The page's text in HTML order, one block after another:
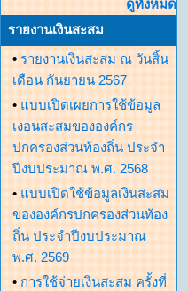
ดูทั้งหมด
รายงานเงินสะสม
• รายงานเงินสะสม ณ วันสิ้น
เดือน กันยายน 2567
• แบบเปิดเผยการใช้ข้อมูล
เงอนสะสมขององค์กร
ปกครองส่วนท้องถิ่น ประจำ
ปีงบประมาณ พ.ศ. 2568
• แบบเปิดใช้ข้อมูลเงินสะสม
ขององค์กรปกครองส่วนท้อง
ถิ่น ประจำปีงบประมาณ
พ.ศ. 2569
• การใช้จ่ายเงินสะสม ครั้งที่